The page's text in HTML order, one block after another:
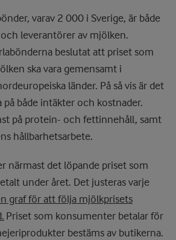
varav 2 000 i Sverige, är både
leverantörer av mjölken.
beslutat att priset som
ska vara gemensamt i
länder. På så vis är det
både intäkter och kostnader.
på protein- och fettinnehåll, samt
hållbarhetsarbete.
närmast det löpande priset som
under året. Det justeras varje
graf för att följa mjölkprisets
Priset som konsumenter betalar för
bestäms av butikerna.